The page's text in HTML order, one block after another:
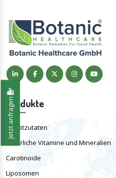
Produkte
Hauptzutaten
Natürliche Vitamine und Mineralien
Carotinoide
Liposomen
Jetzt anfragen